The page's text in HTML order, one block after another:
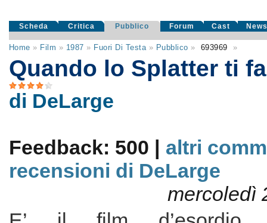
Scheda Critica Pubblico Forum Cast
Home » Film » 1987 » Fuori Di Testa» Pubblico » 693969 »
Quando lo Splatter ti
di DeLarge
Feedback: 500 | altri
recensioni di DeLarge
mercoledì